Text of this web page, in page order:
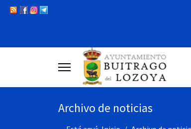
Archivo de noticias